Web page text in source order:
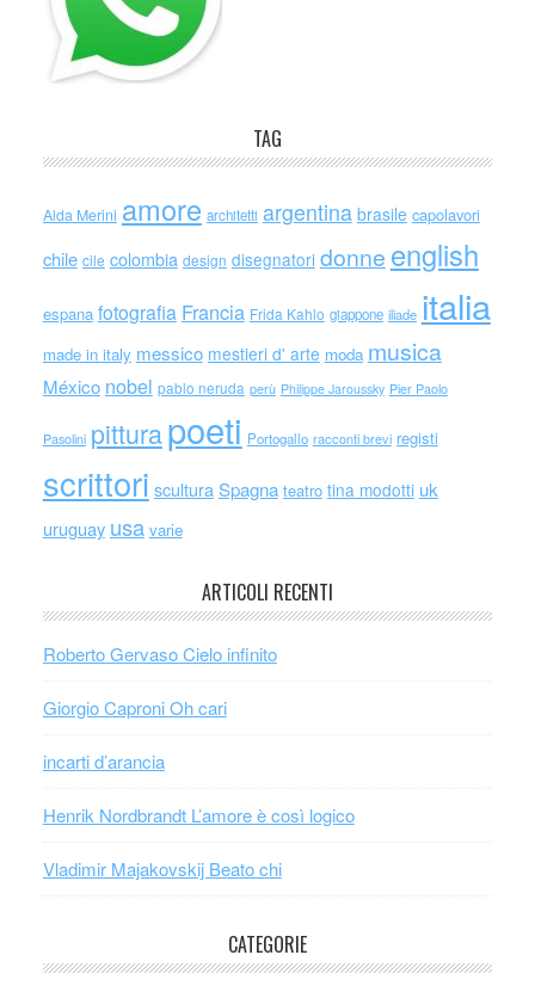
TAG
Alda Merini amore architetti argentina brasile capolavori
chile cile colombia design disegnatori donne english
espana fotografia Francia Frida Kahlo giappone iliade italia
made in italy messico mestieri d' arte moda musica
México nobel pablo neruda perù Philippe Jaroussky Pier Paolo
Pasolini pitturapoeti Portogallo racconti brevi registi
scrittori scultura Spagna teatro tina modotti uk
uruguay usa varie
ARTICOLI RECENTI
Roberto Gervaso Cielo infinito
Giorgio Caproni Oh cari
incarti d’arancia
Henrik Nordbrandt L’amore è così logico
Vladimir Majakovskij Beato chi
CATEGORIE